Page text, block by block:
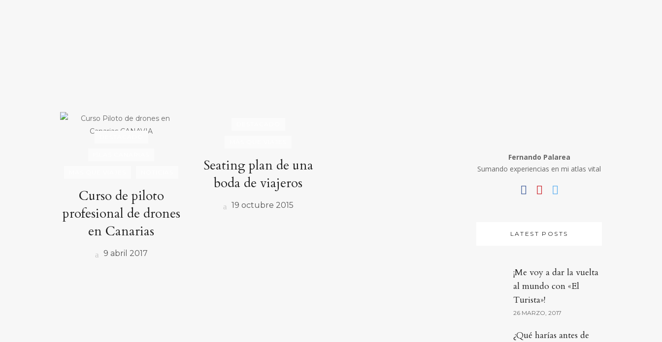
Curso de piloto
profesional de drones
en Canarias
9 abril 2017
Seating plan de una
boda de viajeros
19 octubre 2015
Fernando Palarea
Sumando experiencias en mi atlas vital
LATEST POSTS
¡Me voy a dar la vuelta
al mundo con «El
Turista»!
26 MARZO, 2017
¿Qué harías antes de